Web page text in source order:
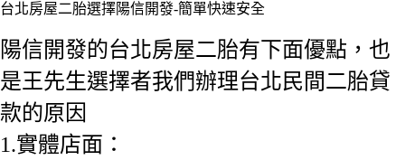
台北房屋二胎選擇陽信開發-簡單快速安全
陽信開發的台北房屋二胎有下面優點，也
是王先生選擇者我們辦理台北民間二胎貸
款的原因
1.實體店面：